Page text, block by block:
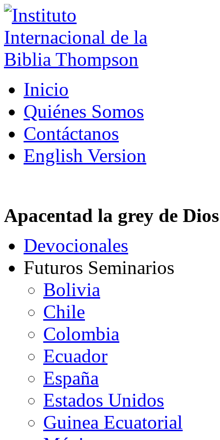
Inicio
Quiénes Somos
Contáctanos
English Version
Apacentad la grey de
Devocionales
Futuros Seminarios
Bolivia
Chile
Colombia
Ecuador
España
Estados Unidos
Guinea Ecuatorial